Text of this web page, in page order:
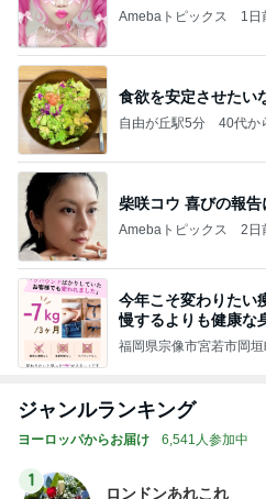
Amebaトピックス 1日
食欲を安定させたい
自由が丘駅5分 40代か
柴咲コウ 喜びの報
Amebaトピックス 2日
今年こそ変わりた
慢するよりも健康な
福岡県宗像市宮若市岡
ジャンルランキング
ヨーロッパからお届け 6,541人参加中
1
ロンドンあれこれ